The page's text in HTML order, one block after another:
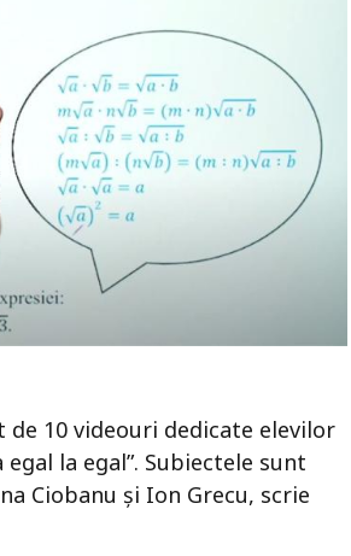
de 10 videouri dedicate elevilor
la egal”. Subiectele sunt
Ciobanu și Ion Grecu, scrie